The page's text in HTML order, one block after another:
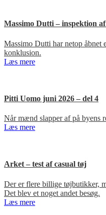
Massimo Dutti – inspektion
Massimo Dutti har netop åbnet
konklusion.
Læs mere
Pitti Uomo juni 2026 – del 4
Når mænd slapper af på byens
Læs mere
Arket – test af casual tøj
Der er flere billige tøjbutikker,
Det blev et noget andet besøg.
Læs mere